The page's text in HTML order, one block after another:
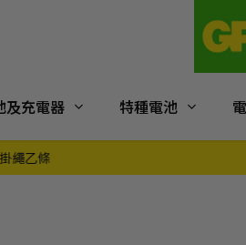
及充電器 特種電池
【GREEN WEEK】充電電池6粒連充電